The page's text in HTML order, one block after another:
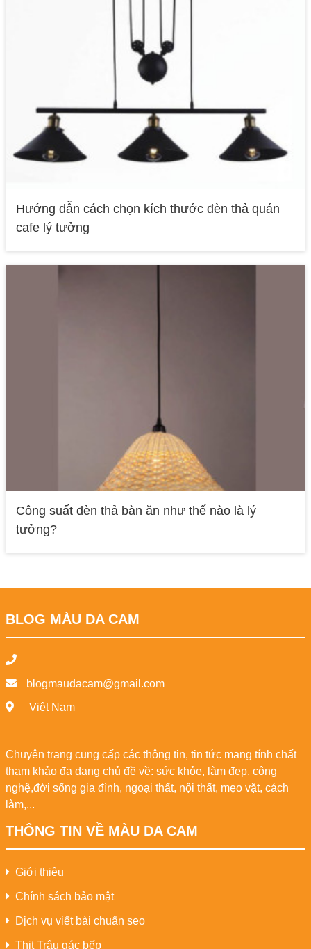
Hướng dẫn cách chọn kích thước đèn thả quán
cafe lý tưởng
Công suất đèn thả bàn ăn như thế nào là lý
tưởng?
BLOG MÀU DA CAM
blogmaudacam@gmail.com
Việt Nam
Chuyên trang cung cấp các thông tin, tin tức mang tính chất
tham khảo đa dạng chủ đề về: sức khỏe, làm đẹp, công
nghệ,đời sống gia đình, ngoại thất, nội thất, mẹo vặt, cách
làm,...
THÔNG TIN VỀ MÀU DA CAM
Giới thiệu
Chính sách bảo mật
Dịch vụ viết bài chuẩn seo
Thịt Trâu gác bếp